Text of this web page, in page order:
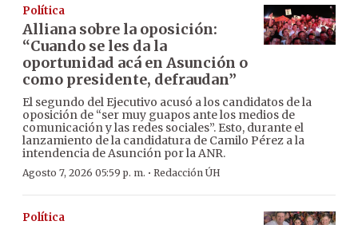
Política
Alliana sobre la oposición:
“Cuando se les da la
oportunidad acá en Asunción o
como presidente, defraudan”
El segundo del Ejecutivo acusó a los candidatos de la
oposición de “ser muy guapos ante los medios de
comunicación y las redes sociales”. Esto, durante el
lanzamiento de la candidatura de Camilo Pérez a la
intendencia de Asunción por la ANR.
Agosto 7, 2026 05:59 p. m. · Redacción ÚH
Política